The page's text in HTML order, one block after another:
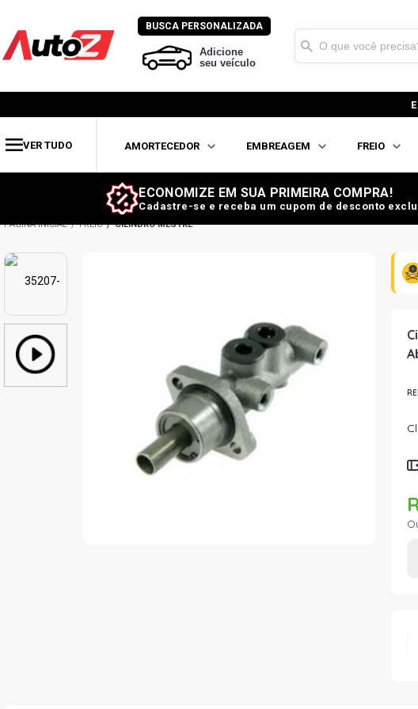
BUSCA PERSONALIZADA
Adicione
seu veículo
VER TUDO AMORTECEDOR EMBREAGEM FREIO
ECONOMIZE EM SUA PRIMEIRA COMPRA!
Cadastre-se e receba um cupom de desconto
FREIO CILINDRO MESTRE